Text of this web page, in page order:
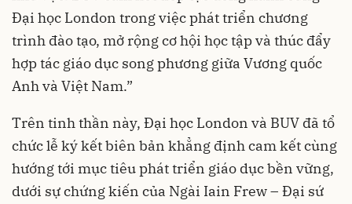
Đại học London trong việc phát triển chương
trình đào tạo, mở rộng cơ hội học tập và thúc đẩy
hợp tác giáo dục song phương giữa Vương quốc
Anh và Việt Nam.”
Trên tinh thần này, Đại học London và BUV đã tổ
chức lễ ký kết biên bản khẳng định cam kết cùng
hướng tới mục tiêu phát triển giáo dục bền vững,
dưới sự chứng kiến của Ngài Iain Frew – Đại sứ